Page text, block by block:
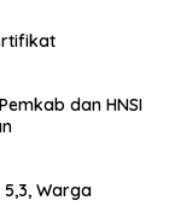
dan HNSI
Warga